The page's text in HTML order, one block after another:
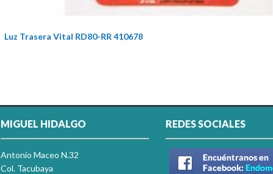
Luz Trasera Vital RD80-RR 410678
MIGUEL HIDALGO
Antonio Maceo N.32
Col. Tacubaya
REDES SOCIALES